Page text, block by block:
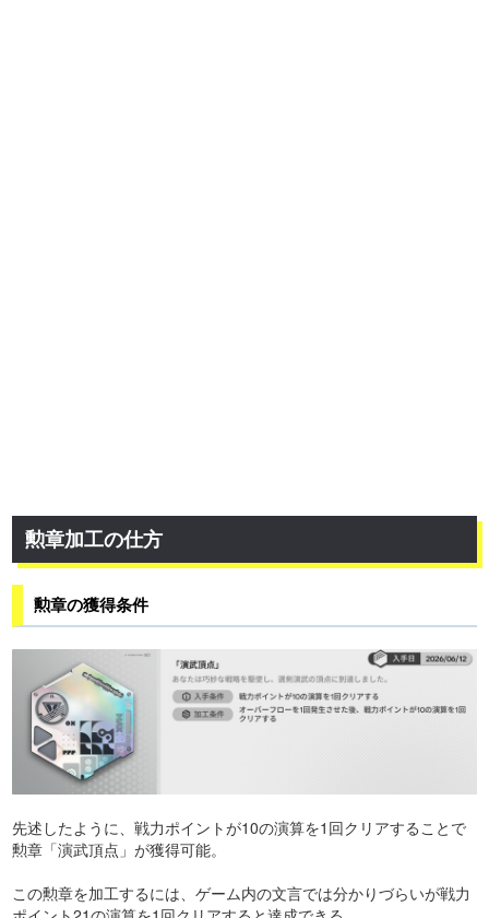
勲章加工の仕方
勲章の獲得条件
先述したように、戦力ポイントが10の演算を1回クリアすることで
勲章「演武頂点」が獲得可能。
この勲章を加工するには、ゲーム内の文言では分かりづらいが戦力